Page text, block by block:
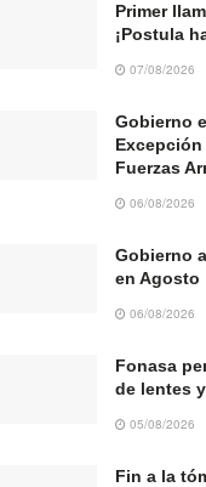
Primer
¡Postula
07/08/2026
Gobierno
Fuerzas
06/08/2026
Gobierno
en Agosto
06/08/2026
Fonasa
de lentes
05/08/2026
Fin a la